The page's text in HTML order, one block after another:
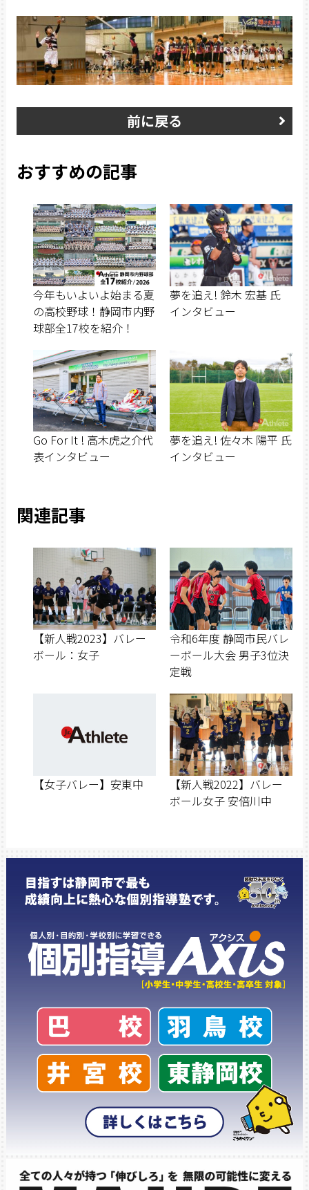
前に戻る
おすすめの記事
今年もいよいよ始まる夏
の高校野球！静岡市内野
球部全17校を紹介！
夢を追え! 鈴木 宏基 氏
インタビュー
Go For It ! 高木虎之介代
表インタビュー
夢を追え! 佐々木 陽平 氏
インタビュー
関連記事
【新人戦2023】バレー
ボール：女子
令和6年度 静岡市民バレ
ーボール大会 男子3位決
定戦
【女子バレー】安東中
【新人戦2022】バレー
ボール女子 安倍川中